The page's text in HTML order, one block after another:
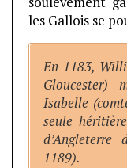
les Gallois se
En 1183,
Isabelle
seule
1189).